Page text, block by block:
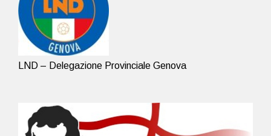
LND – Delegazione Provinciale Genova